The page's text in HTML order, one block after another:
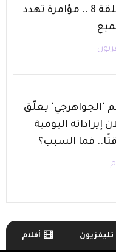
الحلقة 8 .. مؤامرة تهدد
"الجواهرجي" يعلّق
إيراداته اليومية
فما السبب؟
TV Guideتليفزيون أفلام